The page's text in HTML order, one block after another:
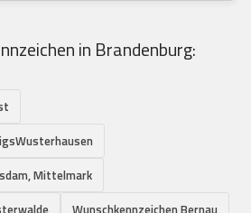
in Brandenburg:
Mittelmark
Wunschkennzeichen Bernau